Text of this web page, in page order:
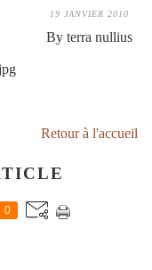
19 JANVIER 2010
By terra nullius
Retour à l'accueil
0